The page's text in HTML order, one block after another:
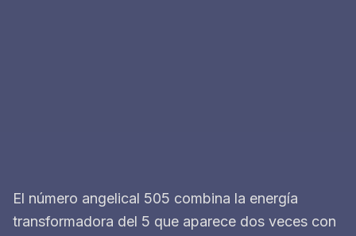
El número angelical 505 combina la energía
transformadora del 5 que aparece dos veces con